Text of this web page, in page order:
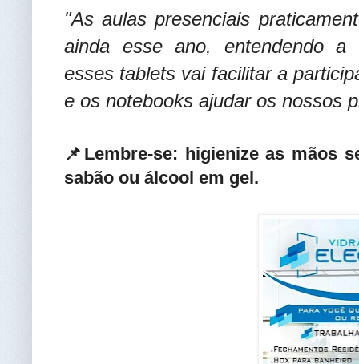
"As aulas presenciais
ainda esse ano, entendendo a
esses tablets vai facilitar a
e os notebooks ajudar os nossos
📌Lembre-se: higienize as mãos
sabão ou álcool em gel.